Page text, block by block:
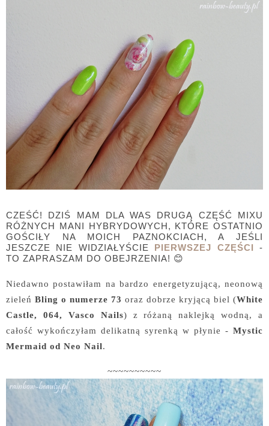
CZEŚĆ! DZIŚ MAM DLA WAS DRUGĄ CZĘŚĆ MIXU
RÓŻNYCH MANI HYBRYDOWYCH, KTÓRE OSTATNIO
GOŚCIŁY NA MOICH PAZNOKCIACH, A JEŚLI
JESZCZE NIE WIDZIAŁYŚCIE PIERWSZEJ CZĘŚCI -
TO ZAPRASZAM DO OBEJRZENIA! 😊
Niedawno postawiłam na bardzo energetyzującą, neonową
zieleń Bling o numerze 73 oraz dobrze kryjącą biel (White
Castle, 064, Vasco Nails) z różaną naklejką wodną, a
całość wykończyłam delikatną syrenką w płynie - Mystic
Mermaid od Neo Nail.
~~~~~~~~~~